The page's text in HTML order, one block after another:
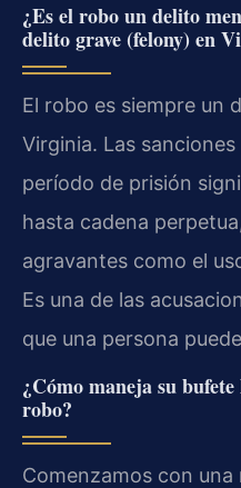
¿Es el robo un delito
delito grave (felony) en
El robo es siempre un
Virginia. Las
período de prisión
hasta cadena
agravantes como el
Es una de las
que una persona
¿Cómo maneja su
robo?
Comenzamos con